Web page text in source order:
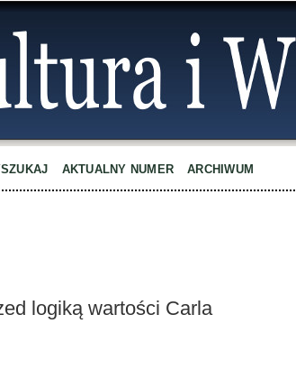
AKTUALNY NUMER ARCHIWUM
logiką wartości Carla